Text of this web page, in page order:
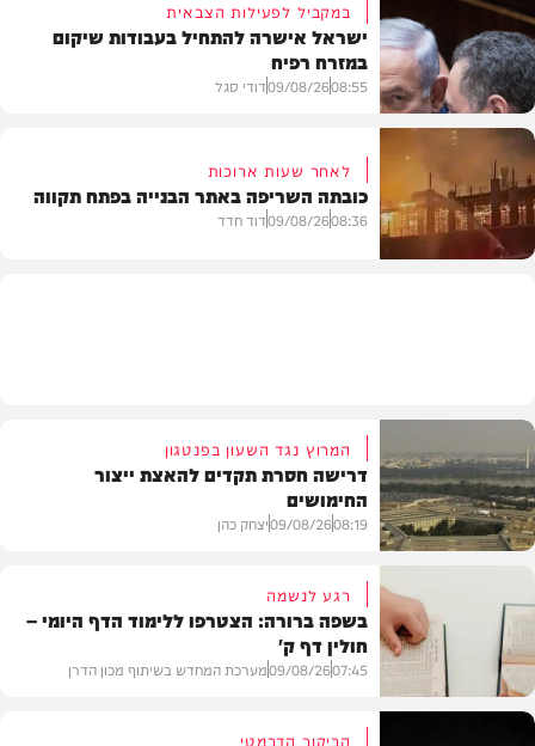
חרדים
חדשות
במקביל לפעילות הצבאית
ישראל אישרה להתחיל בעבודות שיקום
במזרח רפיח
08:55
09/08/26דודי סגל
לאחר שעות ארוכות
כובתה השריפה באתר הבנייה בפתח תקווה
08:36
09/08/26דוד חדד
חדשות
המרוץ נגד השעון בפנטגון
דרישה חסרת תקדים להאצת ייצור
החימושים
08:19
09/08/26יצחק כהן
רגע לנשמה
בשפה ברורה: הצטרפו ללימוד הדף היומי –
חולין דף ק'
07:45
09/08/26מערכת המחדש בשיתוף מכון הדרן
הביקור הדרמטי